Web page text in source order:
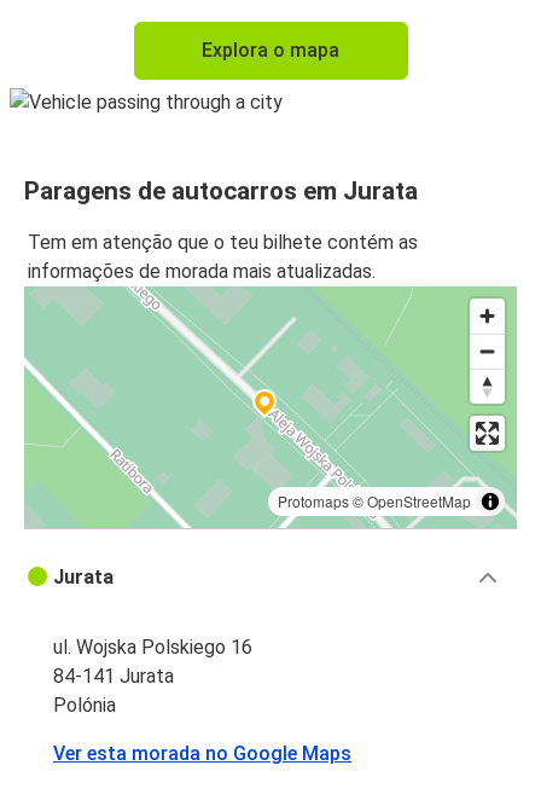
Explora o mapa
Paragens de autocarros em Jurata
Tem em atenção que o teu bilhete contém as
informações de morada mais atualizadas.
Protomaps©OpenStreetMap
Jurata
ul. Wojska Polskiego 16
84-141 Jurata
Polónia
Ver esta morada no Google Maps